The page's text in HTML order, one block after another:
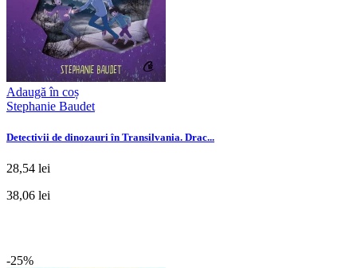
Adaugă în coș
Stephanie Baudet
Detectivii de dinozauri în Transilvania. Drac...
28,54 lei
38,06 lei
-25%